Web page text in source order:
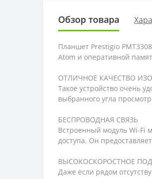
Обзор товара
Планшет Prestigio
Atom и оперативной
ОТЛИЧНОЕ КАЧЕСТВО
Такое устройство очень
выбранного угла
БЕСПРОВОДНАЯ СВЯЗЬ
Встроенный модуль Wi-Fi
доступа. Он
ВЫСОКОСКОРОСТНОЕ
Даже если рядом